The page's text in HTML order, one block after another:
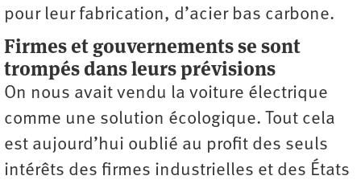
pour leur fabrication, d’acier bas carbone.
Firmes et gouvernements se sont
trompés dans leurs prévisions
On nous avait vendu la voiture électrique
comme une solution écologique. Tout cela
est aujourd’hui oublié au profit des seuls
intérêts des firmes industrielles et des États